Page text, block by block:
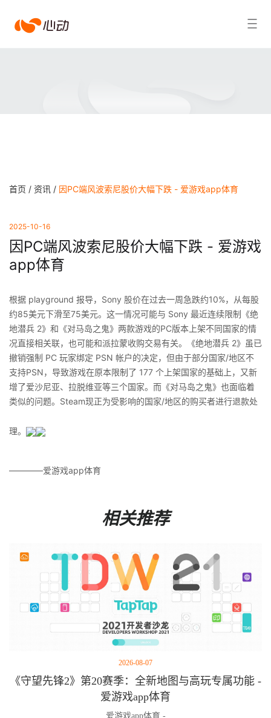
爱搜索结果
首页 / 资讯 / 因PC端风波索尼股价大幅下跌 - 爱游戏app体育
2025-10-16
因PC端风波索尼股价大幅下跌 - 爱游戏
app体育
根据 playground 报导，Sony 股价在过去一周急跌约10%，从每股
约85美元下滑至75美元。这一情况可能与 Sony 最近连续限制《绝
地潜兵 2》和《对马岛之鬼》两款游戏的PC版本上架不同国家的情
况直接相关联，也可能和派拉蒙收购交易有关。《绝地潜兵 2》虽已
撤销强制 PC 玩家绑定 PSN 帐户的决定，但由于部分国家/地区不
支持PSN，导致游戏在原本限制了 177 个上架国家的基础上，又新
增了爱沙尼亚、拉脱维亚等三个国家。而《对马岛之鬼》也面临着
类似的问题。Steam现正为受影响的国家/地区的购买者进行退款处
理。
————爱游戏app体育
相关推荐
2026-08-07
《守望先锋2》第20赛季：全新地图与高玩专属功能 -
爱游戏app体育
爱游戏app体育 -